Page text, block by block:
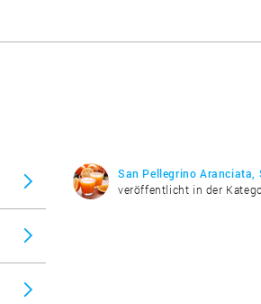
San Pellegrino Aranciata,
veröffentlicht in der